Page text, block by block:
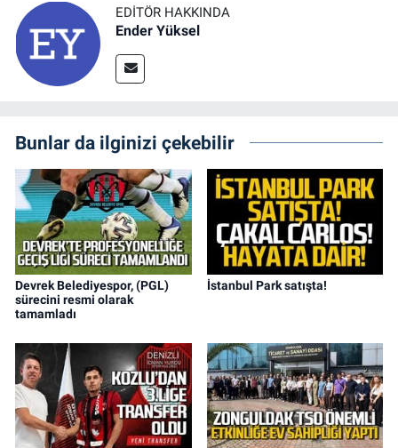
EDITÖR HAKKINDA
Ender Yüksel
Bunlar da ilginizi çekebilir
Devrek Belediyespor, (PGL)
sürecini resmi olarak
tamamladı
İstanbul Park satışta!